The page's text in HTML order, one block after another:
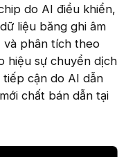
do AI điều khiển,
liệu băng ghi âm
và phân tích theo
hiệu sự chuyển dịch
cận do AI dẫn
chất bán dẫn tại